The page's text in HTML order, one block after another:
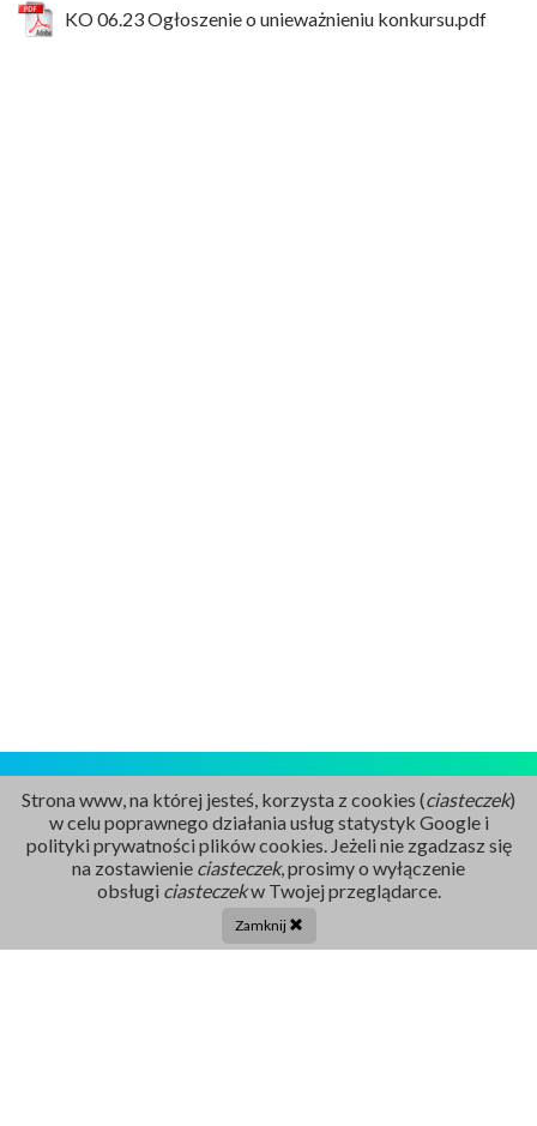
KO 06.23 Ogłoszenie o unieważnieniu konkursu.pdf
Rejestracja
Tel. centrala:
Strona www, na której jesteś, korzysta z cookies (ciasteczek)
w celu poprawnego działania usług statystyk Google i
polityki prywatności plików cookies. Jeżeli nie zgadzasz się
na zostawienie ciasteczek, prosimy o wyłączenie
obsługi ciasteczekw Twojej przeglądarce.
Zamknij